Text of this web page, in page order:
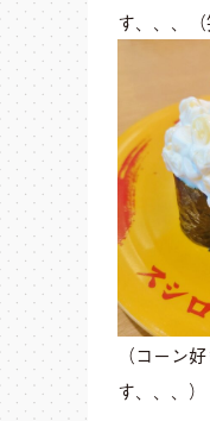
す、、、（
（コーン
す、、、）